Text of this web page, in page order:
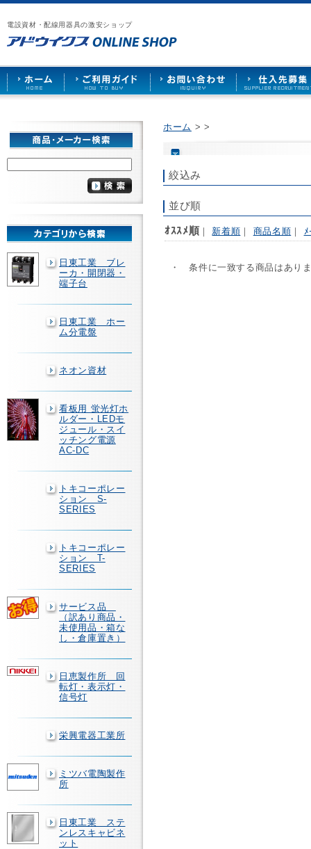
電設資材・配線用器具の激安ショップ
漏
電
ブ
レ
ー
カ
ー
や
照
ケ
ッ
ト
な
で
販
売
ア
ウ
イ
ス
HOME
ご
用
ガ
ド
お
い
合
せ
仕
先
募
日東工業 ブレ
ーカ・開閉器・
端子台
日東工業 ホー
ム分電盤
ネオン資材
看板用 蛍光灯ホ
ルダー・LEDモ
ジュール・スイ
ッチング電源
AC-DC
トキコーポレー
ション S-
SERIES
トキコーポレー
ション T-
SERIES
サービス品
（訳あり商品・
未使用品・箱な
し・倉庫置き）
日恵製作所 回
転灯・表示灯・
信号灯
栄興電器工業所
ミツバ電陶製作
所
日東工業 ステ
ンレスキャビネ
ット
ホーム > >
絞込み
並び順
ｵｽｽﾒ順 ｜ 新着順 ｜ 商品名順 ｜ ﾒ
・ 条件に一致する商品はあり